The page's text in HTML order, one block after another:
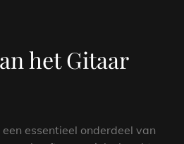
het Gitaar
essentieel onderdeel van